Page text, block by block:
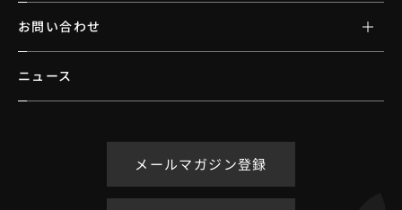
お問い合わせ
ニュース
メールマガジン登録